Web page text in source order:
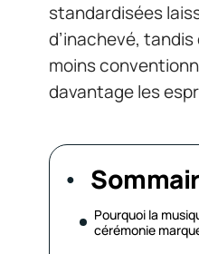
standardisées
d’inachevé,
moins
davantage les
Pourquoi la
cérémonie